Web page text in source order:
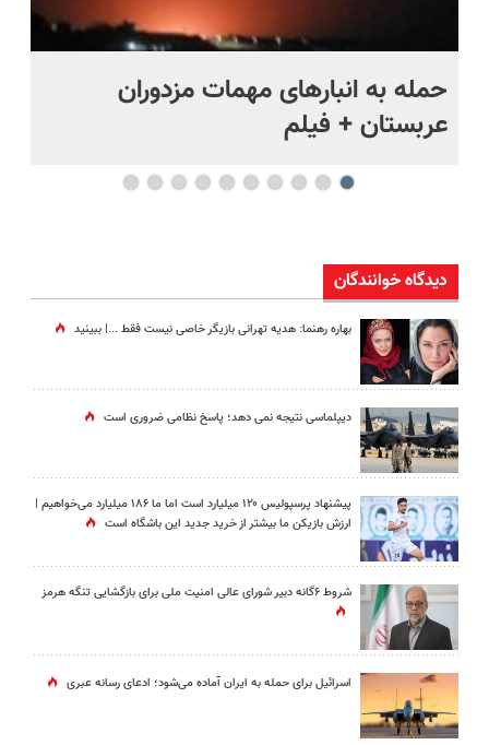
حمله به انبارهای مهمات مزدوران
عربستان + فیلم
دیدگاه خوانندگان
بهاره رهنما: هدیه تهرانی بازیگر خاصی نیست فقط ...|‌ ببینید
دیپلماسی نتیجه‌ نمی دهد؛ پاسخ نظامی ضروری است
پیشنهاد پرسپولیس ۱۲۰ میلیارد است اما ما ۱۸۶ میلیارد می‌خواهیم |
ارزش بازیکن ما بیشتر از خرید جدید این باشگاه است
شروط ۶گانه دبیر شورای عالی امنیت ملی برای بازگشایی تنگه هرمز
اسرائیل برای حمله به ایران آماده می‌شود؛ ادعای رسانه عبری